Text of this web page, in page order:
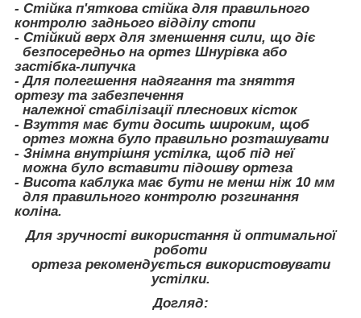
- Стійка п'яткова стійка для правильного
контролю заднього відділу стопи
- Стійкий верх для зменшення сили, що діє
безпосередньо на ортез Шнурівка або
застібка-липучка
- Для полегшення надягання та зняття
ортезу та забезпечення
належної стабілізації плеснових кісток
- Взуття має бути досить широким, щоб
ортез можна було правильно розташувати
- Знімна внутрішня устілка, щоб під неї
можна було вставити підошву ортеза
- Висота каблука має бути не менш ніж 10 мм
для правильного контролю розгинання
коліна.
Для зручності використання й оптимальної
роботи
ортеза рекомендується використовувати
устілки.
Догляд: